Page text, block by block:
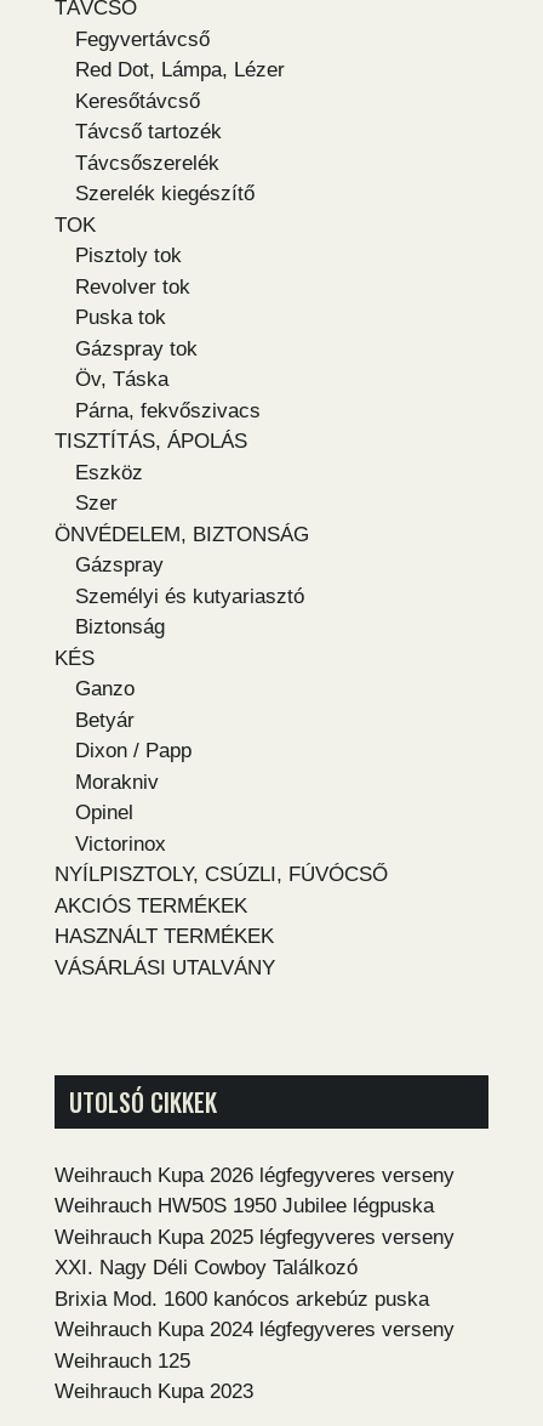
TÁVCSŐ
Fegyvertávcső
Red Dot, Lámpa, Lézer
Keresőtávcső
Távcső tartozék
Távcsőszerelék
Szerelék kiegészítő
TOK
Pisztoly tok
Revolver tok
Puska tok
Gázspray tok
Öv, Táska
Párna, fekvőszivacs
TISZTÍTÁS, ÁPOLÁS
Eszköz
Szer
ÖNVÉDELEM, BIZTONSÁG
Gázspray
Személyi és kutyariasztó
Biztonság
KÉS
Ganzo
Betyár
Dixon / Papp
Morakniv
Opinel
Victorinox
NYÍLPISZTOLY, CSÚZLI, FÚVÓCSŐ
AKCIÓS TERMÉKEK
HASZNÁLT TERMÉKEK
VÁSÁRLÁSI UTALVÁNY
UTOLSÓ CIKKEK
Weihrauch Kupa 2026 légfegyveres verseny
Weihrauch HW50S 1950 Jubilee légpuska
Weihrauch Kupa 2025 légfegyveres verseny
XXI. Nagy Déli Cowboy Találkozó
Brixia Mod. 1600 kanócos arkebúz puska
Weihrauch Kupa 2024 légfegyveres verseny
Weihrauch 125
Weihrauch Kupa 2023